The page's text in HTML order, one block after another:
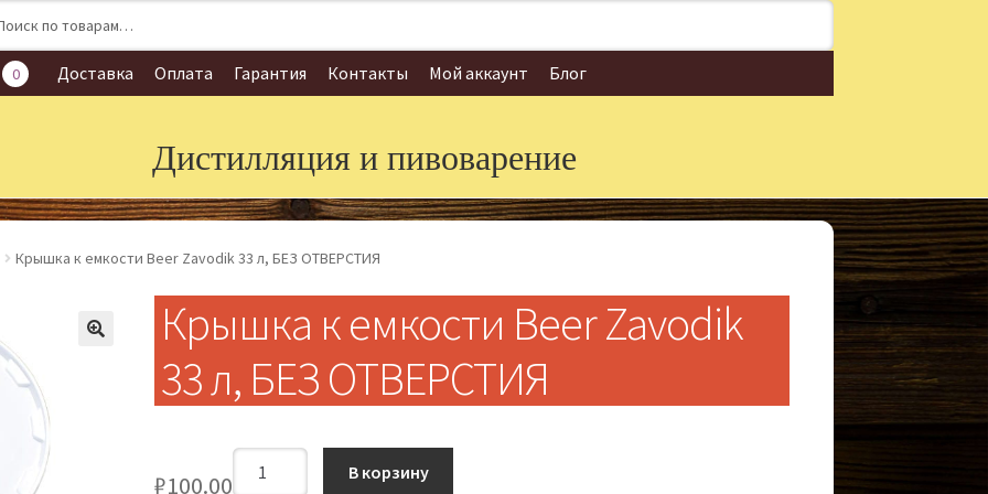
0 Доставка Оплата Гарантия Контакты Мой аккаунт Блог
Дистилляция и пивоварение
Крышка к емкости Beer Zavodik 33 л, БЕЗ ОТВЕРСТИЯ
Крышка к емкости Beer Zavodik
33 л, БЕЗ ОТВЕРСТИЯ
₽100.00 В корзину